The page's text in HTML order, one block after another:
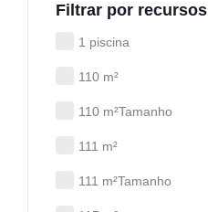
Filtrar por recursos
1 piscina
110 m²
110 m²Tamanho
111 m²
111 m²Tamanho